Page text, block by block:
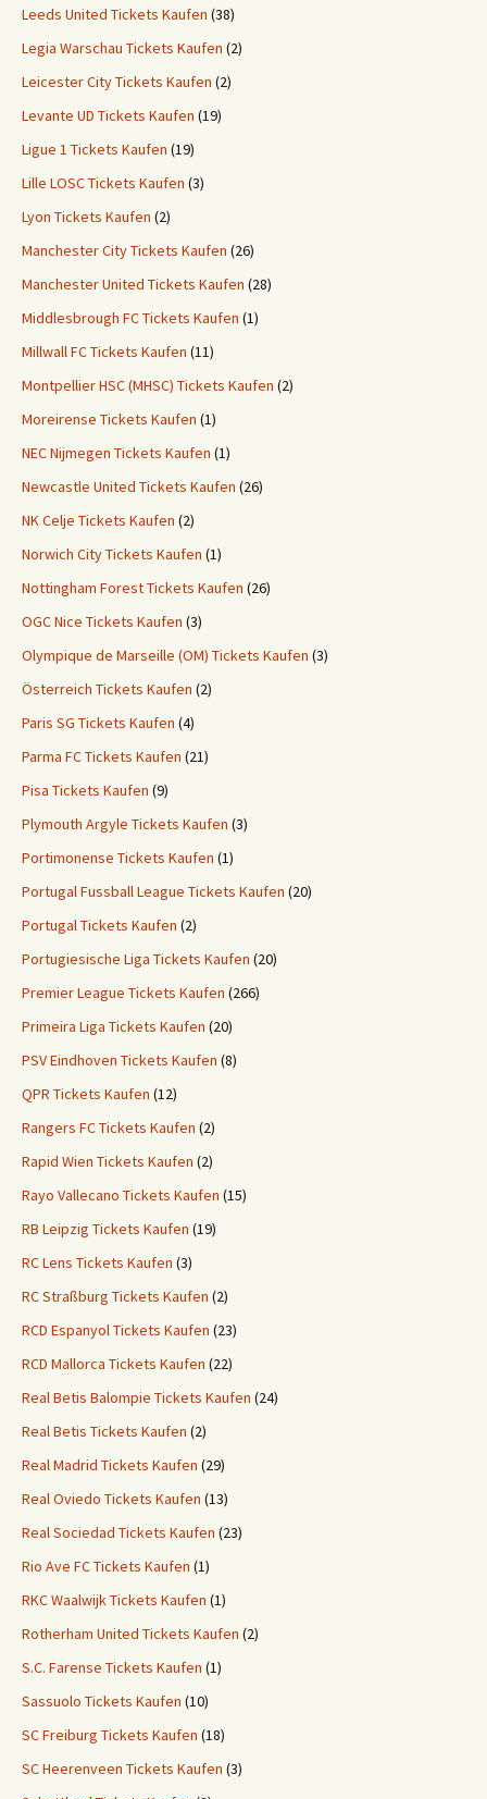
Leeds United Tickets Kaufen (38)
Legia Warschau Tickets Kaufen (2)
Leicester City Tickets Kaufen (2)
Levante UD Tickets Kaufen (19)
Ligue 1 Tickets Kaufen (19)
Lille LOSC Tickets Kaufen (3)
Lyon Tickets Kaufen (2)
Manchester City Tickets Kaufen (26)
Manchester United Tickets Kaufen (28)
Middlesbrough FC Tickets Kaufen (1)
Millwall FC Tickets Kaufen (11)
Montpellier HSC (MHSC) Tickets Kaufen (2)
Moreirense Tickets Kaufen (1)
NEC Nijmegen Tickets Kaufen (1)
Newcastle United Tickets Kaufen (26)
NK Celje Tickets Kaufen (2)
Norwich City Tickets Kaufen (1)
Nottingham Forest Tickets Kaufen (26)
OGC Nice Tickets Kaufen (3)
Olympique de Marseille (OM) Tickets Kaufen (3)
Österreich Tickets Kaufen (2)
Paris SG Tickets Kaufen (4)
Parma FC Tickets Kaufen (21)
Pisa Tickets Kaufen (9)
Plymouth Argyle Tickets Kaufen (3)
Portimonense Tickets Kaufen (1)
Portugal Fussball League Tickets Kaufen (20)
Portugal Tickets Kaufen (2)
Portugiesische Liga Tickets Kaufen (20)
Premier League Tickets Kaufen (266)
Primeira Liga Tickets Kaufen (20)
PSV Eindhoven Tickets Kaufen (8)
QPR Tickets Kaufen (12)
Rangers FC Tickets Kaufen (2)
Rapid Wien Tickets Kaufen (2)
Rayo Vallecano Tickets Kaufen (15)
RB Leipzig Tickets Kaufen (19)
RC Lens Tickets Kaufen (3)
RC Straßburg Tickets Kaufen (2)
RCD Espanyol Tickets Kaufen (23)
RCD Mallorca Tickets Kaufen (22)
Real Betis Balompie Tickets Kaufen (24)
Real Betis Tickets Kaufen (2)
Real Madrid Tickets Kaufen (29)
Real Oviedo Tickets Kaufen (13)
Real Sociedad Tickets Kaufen (23)
Rio Ave FC Tickets Kaufen (1)
RKC Waalwijk Tickets Kaufen (1)
Rotherham United Tickets Kaufen (2)
S.C. Farense Tickets Kaufen (1)
Sassuolo Tickets Kaufen (10)
SC Freiburg Tickets Kaufen (18)
SC Heerenveen Tickets Kaufen (3)